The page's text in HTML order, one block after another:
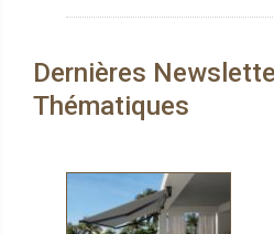
Dernières
Thématiques